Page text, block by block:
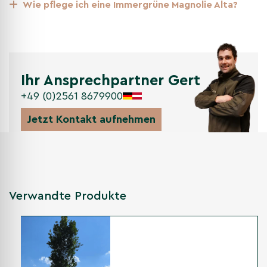
stehen. Besonders junge oder frisch gepflanzte Bäume
Frühling
Mit steigenden Temperaturen beginnt der neue Austrieb.
Frische grüne Blätter ersetzen nach und nach ältere
Blätter, die sich vor dem Abfallen gelbbraun verfärben
Von Juni bis September öffnen sich nacheinander große,
hellweiße und duftende Blüten. Weil nicht alle Knospen
gleichzeitig aufgehen, verteilt sich die Blüte über einen
Wie pflege ich eine Immergrüne Magnolie Alta?
Ihr Ansprechpartner Gert
+49 (0)2561 8679900
Jetzt Kontakt aufnehmen
Verwandte Produkte